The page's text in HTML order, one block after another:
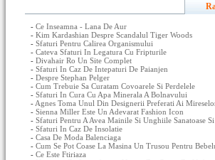
- Ce Inseamna - Lana De Aur
- Kim Kardashian Despre Scandalul Tiger Woods
- Sfaturi Pentru Calirea Organismului
- Cateva Sfaturi In Legatura Cu Fripturile
- Divahair Ro Un Site Complet
- Sfaturi In Caz De Intepaturi De Paianjen
- Despre Stephan Pelger
- Cum Trebuie Sa Curatam Covoarele Si Perdelele
- Sfaturi In Cura Cu Apa Minerala A Bolnavului
- Agnes Toma Unul Din Designerii Preferati Ai
- Sienna Miller Este Un Adevarat Fashion Icon
- Sfaturi Pentru A Avea Mainile Si Unghiile Sanatoase
- Sfaturi In Caz De Insolatie
- Casa De Moda Balenciaga
- Cum Se Pot Coase La Masina Un Trusou Pentru
- Ce Este Ftiriaza